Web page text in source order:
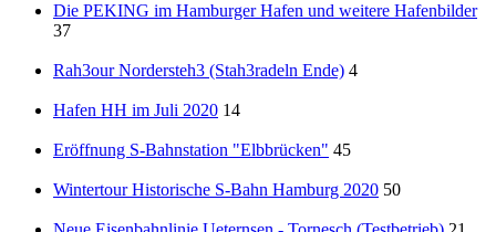
Die PEKING im Hamburger Hafen und weitere Hafenbilder
37
Rah3our Nordersteh3 (Stah3radeln Ende) 4
Hafen HH im Juli 2020 14
Eröffnung S-Bahnstation "Elbbrücken" 45
Wintertour Historische S-Bahn Hamburg 2020 50